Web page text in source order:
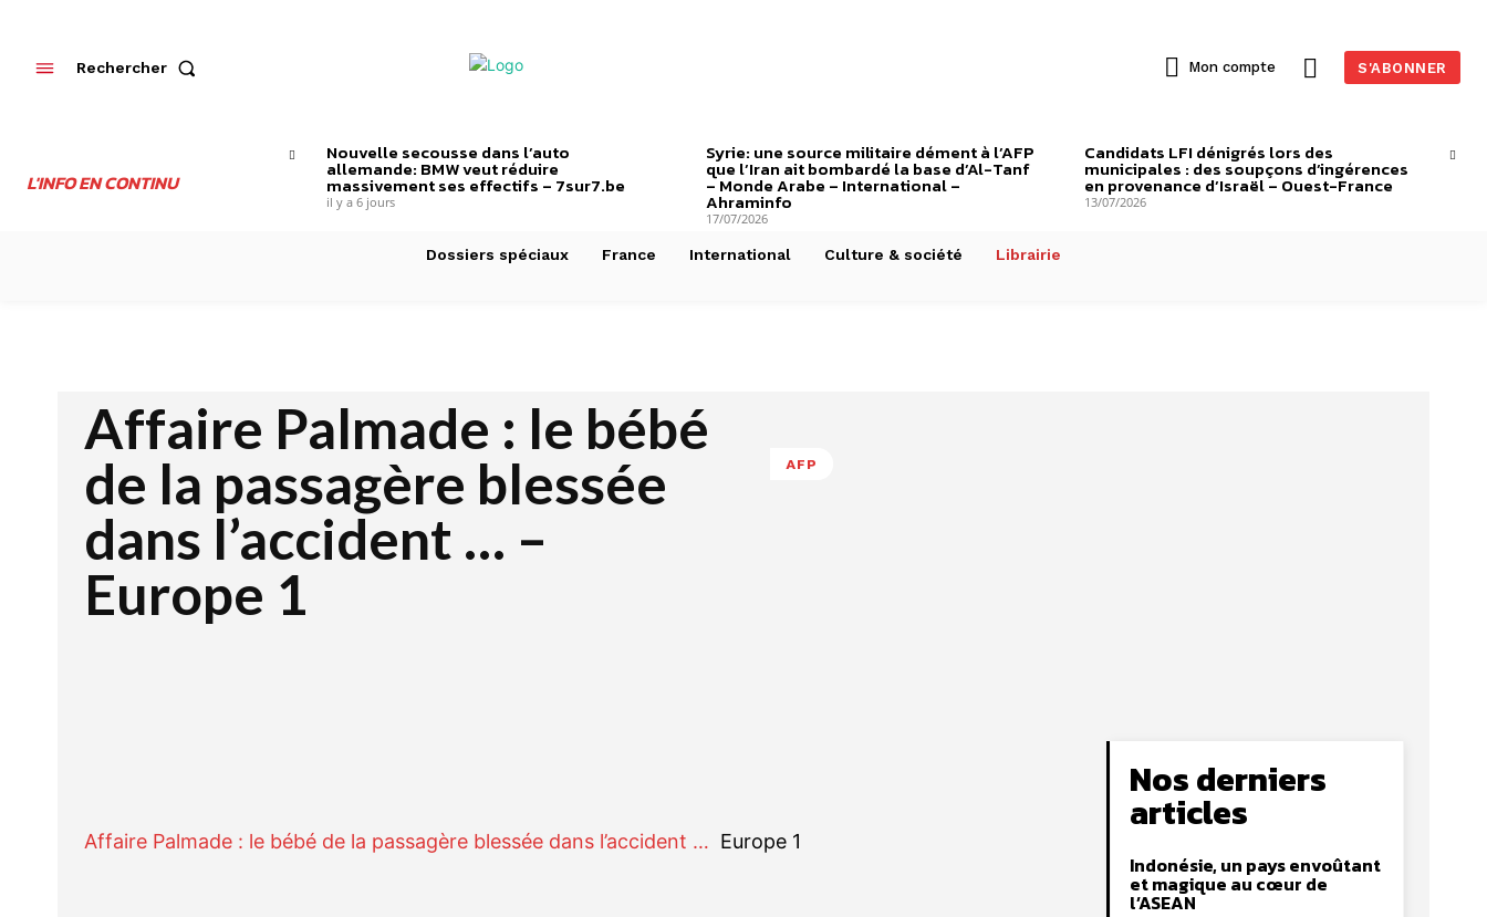
Rechercher Mon compte S'ABONNER
L'INFO EN CONTINU
Nouvelle secousse dans l’auto
allemande: BMW veut réduire
massivement ses effectifs – 7sur7.be
il y a 6 jours
Syrie: une source militaire dément à l’AFP
que l’Iran ait bombardé la base d’Al-Tanf
– Monde Arabe – International –
Ahraminfo
17/07/2026
Candidats LFI dénigrés lors des
municipales : des soupçons d’ingérences
en provenance d’Israël – Ouest-France
13/07/2026
Dossiers spéciaux France International Culture & société Librairie
Affaire Palmade : le bébé
de la passagère blessée
dans l’accident … –
Europe 1
AFP
Affaire Palmade : le bébé de la passagère blessée dans l’accident … Europe 1
Nos derniers
articles
Indonésie, un pays envoûtant
et magique au cœur de
l’ASEAN